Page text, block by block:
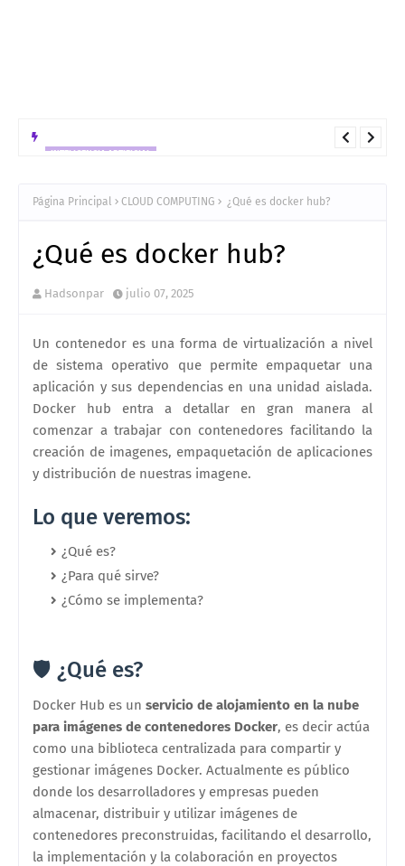
Página Principal CLOUD COMPUTING ¿Qué es docker hub?
¿Qué es docker hub?
Hadsonpar julio 07, 2025
Un contenedor es una forma de virtualización a nivel
de sistema operativo que permite empaquetar una
aplicación y sus dependencias en una unidad aislada.
Docker hub entra a detallar en gran manera al
comenzar a trabajar con contenedores facilitando la
creación de imagenes, empaquetación de aplicaciones
y distribución de nuestras imagene.
Lo que veremos:
¿Qué es?
¿Para qué sirve?
¿Cómo se implementa?
🛡️ ¿Qué es?
Docker Hub es un servicio de alojamiento en la nube
para imágenes de contenedores Docker, es decir actúa
como una biblioteca centralizada para compartir y
gestionar imágenes Docker. Actualmente es público
donde los desarrolladores y empresas pueden
almacenar, distribuir y utilizar imágenes de
contenedores preconstruidas, facilitando el desarrollo,
la implementación y la colaboración en proyectos